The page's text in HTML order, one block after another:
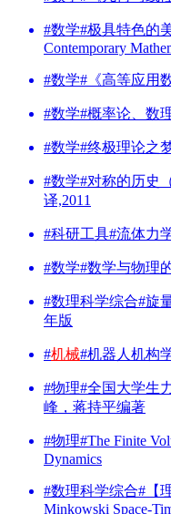
#数学#极具特色的
Contemporary
#数学#《高等应用
#数学#概率论、数
#数学#终极理论之
#数学#对称的历史
译,2011
#科研工具#流体力
#数学#数学与物理
#数理科学综合#旋
年版
#机械#机器人机构
#物理#全国大学生
峰，蒋持平编著
#物理#The Finite
Dynamics
#数理科学综合#【
Minkowski Space-